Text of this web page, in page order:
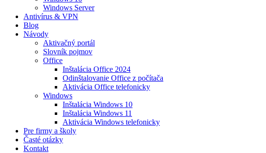
Windows Server
Antivírus & VPN
Blog
Návody
Aktivačný portál
Slovník pojmov
Office
Inštalácia Office 2024
Odinštalovanie Office z počítača
Aktivácia Office telefonicky
Windows
Inštalácia Windows 10
Inštalácia Windows 11
Aktivácia Windows telefonicky
Pre firmy a školy
Časté otázky
Kontakt